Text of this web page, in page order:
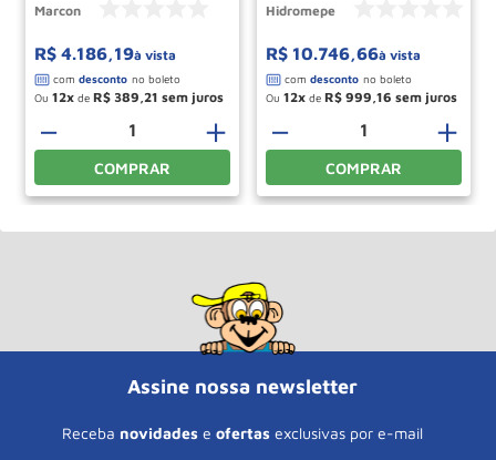
Marcon
R$ 4.186,19à vista
Ou 12 de R$ 389 21
＋
－
COMPRAR
Hidromepe
R$ 10.746,66à vista
Ou 12 de R$ 999 16
＋
－
COMPRAR
Assine nossa newsletter
Receba novidades e ofertas exclusivas por e-mail